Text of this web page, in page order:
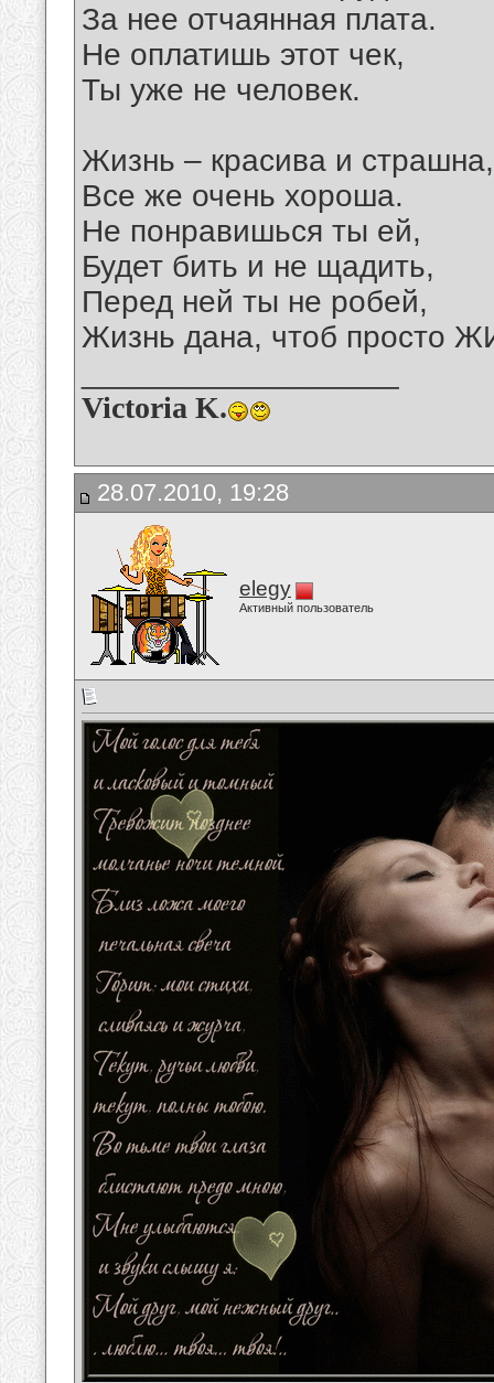
За нее отчаянная плата.
Не оплатишь этот чек,
Ты уже не человек.
Жизнь – красива и страшна,
Все же очень хороша.
Не понравишься ты ей,
Будет бить и не щадить,
Перед ней ты не робей,
Жизнь дана, чтоб просто
Victoria K.
28.07.2010, 19:28
elegy
Активный пользователь